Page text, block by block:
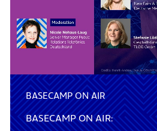
BASECAMP ON AIR
BASECAMP ON AIR: